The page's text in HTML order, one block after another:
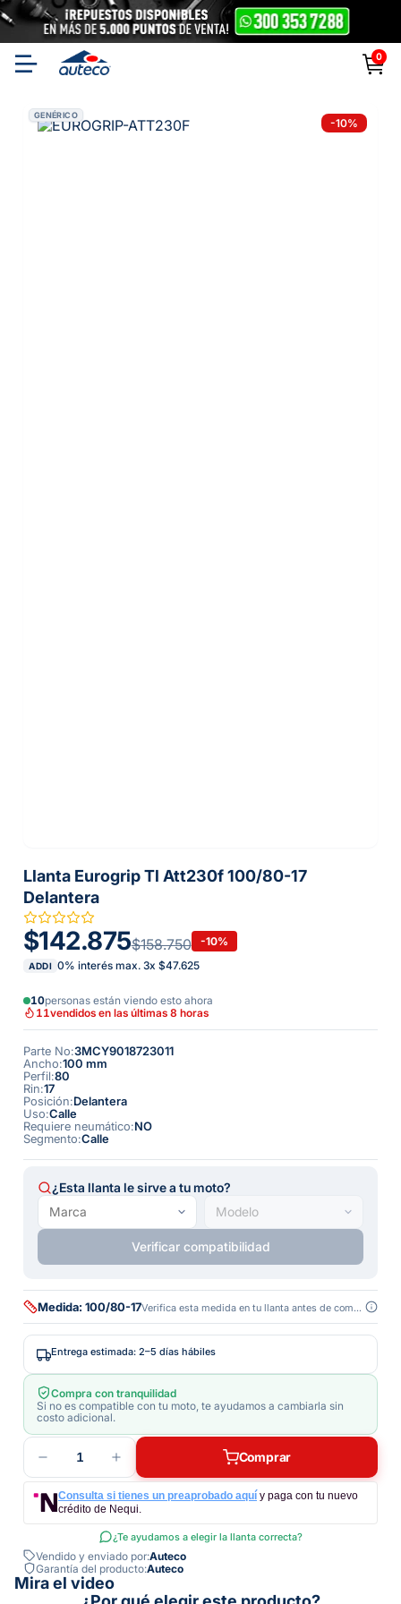
0
-10%
GENÉRICO
Llanta Eurogrip Tl Att230f 100/80-17
Delantera
$142.875$158.750 -10%
ADDI 0% interés max. 3x $47.625
10personas están viendo esto ahora
11vendidos en las últimas 8 horas
Parte No:3MCY9018723011
Ancho:100 mm
Perfil:80
Rin:17
Posición:Delantera
Uso:Calle
Requiere neumático:NO
Segmento:Calle
¿Esta llanta le sirve a tu moto?
Verificar compatibilidad
Medida: 100/80-17Verifica esta medida en tu llanta antes de comprar
Entrega estimada: 2–5 días hábiles
Compra con tranquilidad
Si no es compatible con tu moto, te ayudamos a cambiarla sin
costo adicional.
1 Comprar
Consulta si tienes un preaprobado aquí y paga con tu nuevo
crédito de Nequi.
¿Te ayudamos a elegir la llanta correcta?
Vendido y enviado por:Auteco
Garantía del producto:Auteco
Mira el video